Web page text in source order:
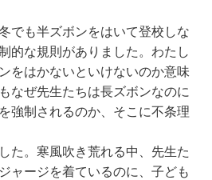
でも半ズボンをはいて登校しな
的な規則がありました。わたし
をはかないといけないのか意味
なぜ先生たちは長ズボンなのに
強制されるのか、そこに不条理
た。寒風吹き荒れる中、先生た
ャージを着ているのに、子ども